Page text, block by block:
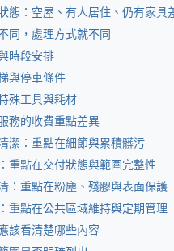
態：空屋、有人居住、仍有家具
同，處理方式就不同
時段安排
與停車條件
殊工具與耗材
務的收費重點差異
潔：重點在細節與累積髒污
重點在交付狀態與範圍完整性
：重點在粉塵、殘膠與表面保護
重點在公共區域維持與定期管理
該看清楚哪些內容